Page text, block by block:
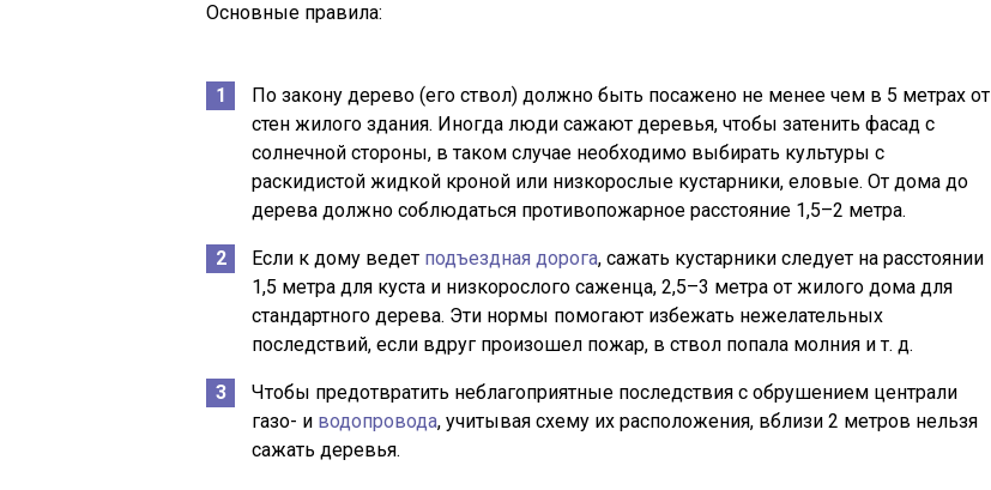
Основные правила:
По закону дерево (его ствол) должно быть посажено не менее чем в 5 метрах от
стен жилого здания. Иногда люди сажают деревья, чтобы затенить фасад с
солнечной стороны, в таком случае необходимо выбирать культуры с
раскидистой жидкой кроной или низкорослые кустарники, еловые. От дома до
дерева должно соблюдаться противопожарное расстояние 1,5–2 метра.
Если к дому ведет подъездная дорога, сажать кустарники следует на расстоянии
1,5 метра для куста и низкорослого саженца, 2,5–3 метра от жилого дома для
стандартного дерева. Эти нормы помогают избежать нежелательных
последствий, если вдруг произошел пожар, в ствол попала молния и т. д.
Чтобы предотвратить неблагоприятные последствия с обрушением централи
газо- и водопровода, учитывая схему их расположения, вблизи 2 метров нельзя
сажать деревья.